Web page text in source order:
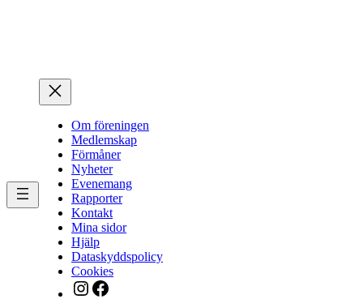
Om föreningen
Medlemskap
Förmåner
Nyheter
Evenemang
Rapporter
Kontakt
Mina sidor
Hjälp
Dataskyddspolicy
Cookies
Instagram
Facebook